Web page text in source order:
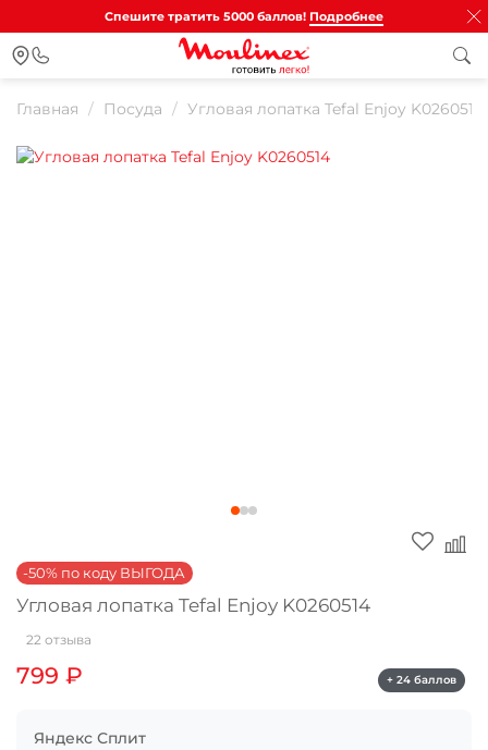
Спешите тратить 5000 баллов! Подробнее
Главная Посуда Угловая лопатка Tefal Enjoy K0260514
-50% по коду ВЫГОДА
Угловая лопатка Tefal Enjoy K0260514
22 отзыва
799 ₽ + 24 баллов
Яндекс Сплит
Для клиентов всех банков
Разбейте
% картой
любого банка